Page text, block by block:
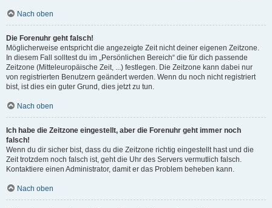
Nach oben
Die Forenuhr geht falsch!
Möglicherweise entspricht die angezeigte Zeit nicht deiner eigenen Zeitzone.
In diesem Fall solltest du im „Persönlichen Bereich“ die für dich passende
Zeitzone (Mitteleuropäische Zeit, ...) festlegen. Die Zeitzone kann dabei nur
von registrierten Benutzern geändert werden. Wenn du noch nicht registriert
bist, ist dies ein guter Grund, dies jetzt zu tun.
Nach oben
Ich habe die Zeitzone eingestellt, aber die Forenuhr geht immer noch
falsch!
Wenn du dir sicher bist, dass du die Zeitzone richtig eingestellt hast und die
Zeit trotzdem noch falsch ist, geht die Uhr des Servers vermutlich falsch.
Kontaktiere einen Administrator, damit er das Problem beheben kann.
Nach oben